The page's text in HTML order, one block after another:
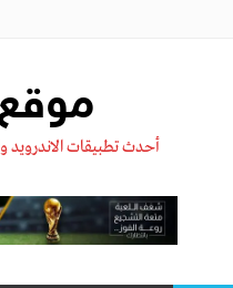
أحدث تطبيقات الاندرويد